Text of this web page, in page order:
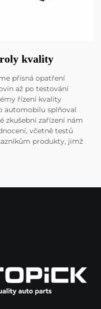
kvality
přísná opatření
až po testování
řízení kvality
automobilu splňoval
zkušební zařízení nám
včetně testů
produkty, jimž